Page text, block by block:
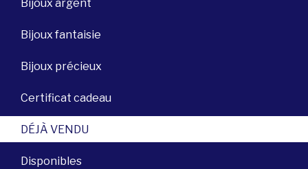
Bijoux argent
Bijoux fantaisie
Bijoux précieux
Certificat cadeau
DÉJÀ VENDU
Disponibles